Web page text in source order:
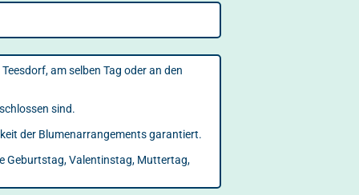
am selben Tag oder an den
sind.
der Blumenarrangements garantiert.
Geburtstag, Valentinstag, Muttertag,